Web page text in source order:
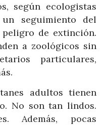
según ecologistas
seguimiento del
de extinción.
a zoológicos sin
particulares,
adultos tienen
No son tan lindos.
Además, pocas